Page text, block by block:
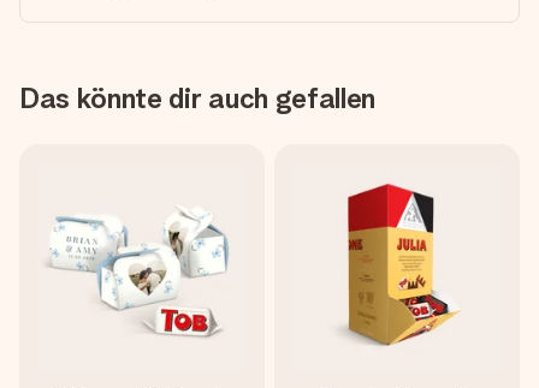
Das könnte dir auch gefallen